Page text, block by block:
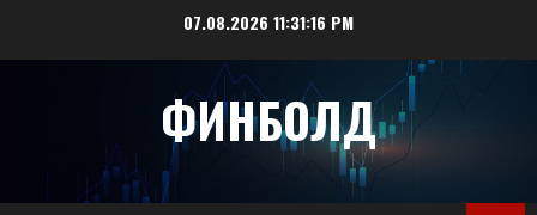
07.08.2026 11:31:16 PM
ФИНБОЛД